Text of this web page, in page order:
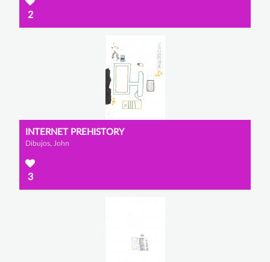
2
INTERNET PREHISTORY
Dibujos, John
3